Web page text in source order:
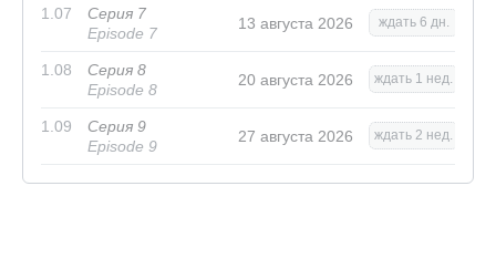
1.07
Серия 7
Episode 7
13 августа 2026 ждать 6 дн.
1.08
Серия 8
Episode 8
20 августа 2026 ждать 1 нед.
1.09
Серия 9
Episode 9
27 августа 2026 ждать 2 нед.